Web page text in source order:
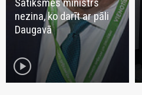
nezina, ko darīt ar pāli
Daugavā
play_circle